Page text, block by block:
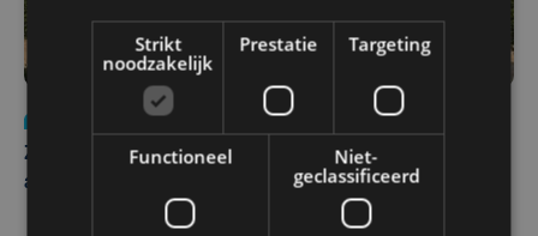
Update
za 1 augustus | 17:21
Zwaar ongeval op E403 in Izegem: drie rijstroken
afgesloten
Strikt
noodzakelijk
Prestatie Targeting
Functioneel
Niet-
geclassificeerd